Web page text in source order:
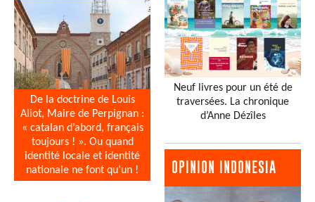
De la doctrine de Louis
Aliot, Maire de Perpignan :
« catalan d’abord, français
toujours ! ». Ou quand
identité locale et identité
nationale ne font qu’un !
Neuf livres pour un été de
traversées. La chronique
d’Anne Dézîles
OPINION INDONESIA